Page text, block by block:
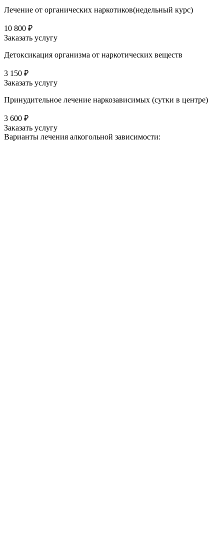
Лечение от органических наркотиков(недельный курс)
10 800 ₽
Заказать услугу
Детоксикация организма от наркотических веществ
3 150 ₽
Заказать услугу
Принудительное лечение наркозависимых (сутки в центре)
3 600 ₽
Заказать услугу
Варианты лечения алкогольной зависимости: